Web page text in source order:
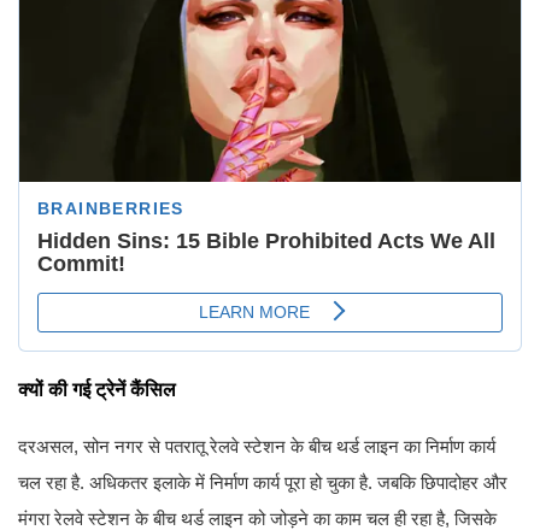
क्यों की गई ट्रेनें कैंसिल
दरअसल, सोन नगर से पतरातू रेलवे स्टेशन के बीच थर्ड लाइन का निर्माण कार्य
चल रहा है. अधिकतर इलाके में निर्माण कार्य पूरा हो चुका है. जबकि छिपादोहर और
मंगरा रेलवे स्टेशन के बीच थर्ड लाइन को जोड़ने का काम चल ही रहा है, जिसके